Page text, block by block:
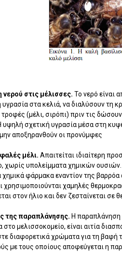
στις μέλισσες. Το νερό είναι
στα κελιά, να διαλύσουν τη
(μέλι, σιρόπι) πριν τις
σχετική υγρασία μέσα στη
αποξηρανθούν οι προνύμφες
μέλι. Απαιτείται ιδιαίτερη
χωρίς υπολείμματα χημικών
φάρμακα εναντίον της βαρρόα
χρησιμοποιούνται χαμηλές
στον ήλιο και δεν ζεσταίνεται
της παραπλάνησης. H παραπλάνηση
μελισσοκομείο, είναι αιτία
διαφορετικά χρώματα για τη βαφή
με τους οποίους αποφεύγεται η